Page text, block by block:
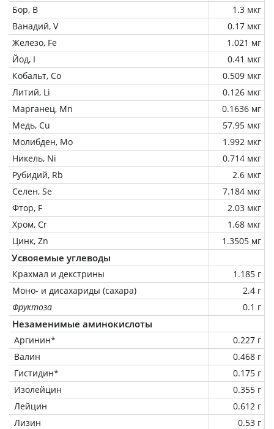
Бор, B
1.3 мкг
Ванадий, V
0.17 мкг
Железо, Fe
1.021 мг
Йод, I
0.41 мкг
Кобальт, Co
0.509 мкг
Литий, Li
0.126 мкг
Марганец, Mn
0.1636 мг
Медь, Cu
57.95 мкг
Молибден, Mo
1.992 мкг
Никель, Ni
0.714 мкг
Рубидий, Rb
2.6 мкг
Селен, Se
7.184 мкг
Фтор, F
2.03 мкг
Хром, Cr
1.68 мкг
Цинк, Zn
1.3505 мг
Усвояемые углеводы
Крахмал и декстрины
1.185 г
Моно- и дисахариды (сахара)
2.4 г
Фруктоза
0.1 г
Незаменимые аминокислоты
Аргинин*
0.227 г
Валин
0.468 г
Гистидин*
0.175 г
Изолейцин
0.355 г
Лейцин
0.612 г
Лизин
0.53 г